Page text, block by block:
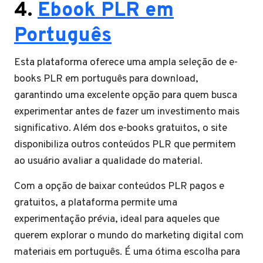
4. Ebook PLR em
Português
Esta plataforma oferece uma ampla seleção de e-
books PLR em português para download,
garantindo uma excelente opção para quem busca
experimentar antes de fazer um investimento mais
significativo. Além dos e-books gratuitos, o site
disponibiliza outros conteúdos PLR que permitem
ao usuário avaliar a qualidade do material.
Com a opção de baixar conteúdos PLR pagos e
gratuitos, a plataforma permite uma
experimentação prévia, ideal para aqueles que
querem explorar o mundo do marketing digital com
materiais em português. É uma ótima escolha para